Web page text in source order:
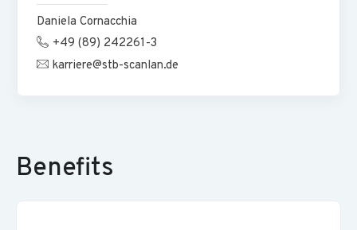
Daniela Cornacchia
+49 (89) 242261-3
karriere@stb-scanlan.de
Benefits